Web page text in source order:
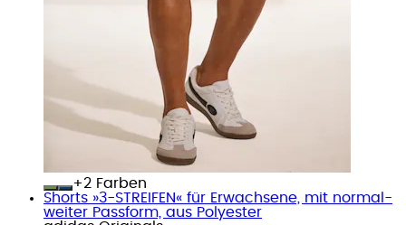
+
Farben
Shorts »3-STREIFEN« für Erwachsene, mit normal-
weiter Passform, aus Polyester